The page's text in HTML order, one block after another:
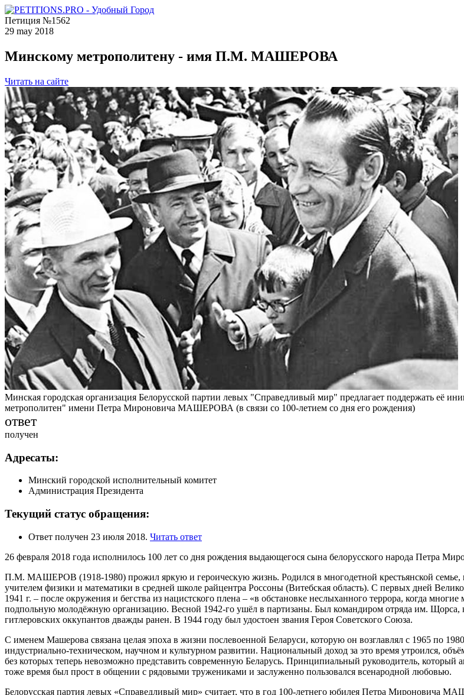
Петиция №1562
29 may 2018
Минскому метрополитену - имя П.М. МАШЕРОВА
Читать на сайте
Минская городская организация Белорусской партии левых "Справедливый мир" предлагает поддержать её
метрополитен" имени Петра Мироновича МАШЕРОВА (в связи со 100-летием со дня его рождения)
ответ
получен
Адресаты:
Минский городской исполнительный комитет
Администрация Президента
Текущий статус обращения:
Ответ получен 23 июля 2018. Читать ответ
26 февраля 2018 года исполнилось 100 лет со дня рождения выдающегося сына белорусского народа Петра
П.М. МАШЕРОВ (1918-1980) прожил яркую и героическую жизнь. Родился в многодетной крестьянской семье,
учителем физики и математики в средней школе райцентра Россоны (Витебская область). С первых дней
1941 г. – после окружения и бегства из нацистского плена – «в обстановке неслыханного террора, когда
подпольную молодёжную организацию. Весной 1942-го ушёл в партизаны. Был командиром отряда им. Щорса,
гитлеровских оккупантов дважды ранен. В 1944 году был удостоен звания Героя Советского Союза.
С именем Машерова связана целая эпоха в жизни послевоенной Беларуси, которую он возглавлял с 1965 по
индустриально-техническом, научном и культурном развитии. Национальный доход за это время утроился,
без которых теперь невозможно представить современную Беларусь. Принципиальный руководитель,
тоже время был прост в общении с рядовыми тружениками и заслуженно пользовался всенародной любовью.
Белорусская партия левых «Справедливый мир» считает, что в год 100-летнего юбилея Петра Мироновича